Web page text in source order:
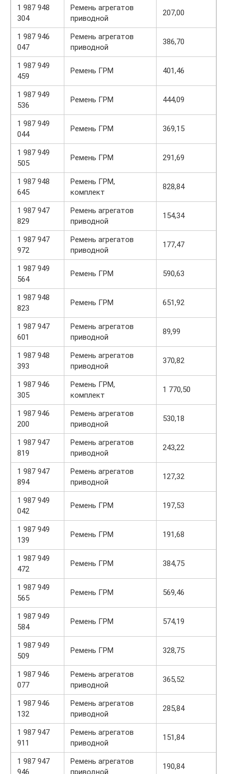
1 987 948
304
Ремень агрегатов
приводной
207,00
1 987 946
047
Ремень агрегатов
приводной
386,70
1 987 949
459
Ремень ГРМ 401,46
1 987 949
536
Ремень ГРМ 444,09
1 987 949
044
Ремень ГРМ 369,15
1 987 949
505
Ремень ГРМ 291,69
1 987 948
645
Ремень ГРМ,
комплект
828,84
1 987 947
829
Ремень агрегатов
приводной
154,34
1 987 947
972
Ремень агрегатов
приводной
177,47
1 987 949
564
Ремень ГРМ 590,63
1 987 948
823
Ремень ГРМ 651,92
1 987 947
601
Ремень агрегатов
приводной
89,99
1 987 948
393
Ремень агрегатов
приводной
370,82
1 987 946
305
Ремень ГРМ,
комплект
1 770,50
1 987 946
200
Ремень агрегатов
приводной
530,18
1 987 947
819
Ремень агрегатов
приводной
243,22
1 987 947
894
Ремень агрегатов
приводной
127,32
1 987 949
042
Ремень ГРМ 197,53
1 987 949
139
Ремень ГРМ 191,68
1 987 949
472
Ремень ГРМ 384,75
1 987 949
565
Ремень ГРМ 569,46
1 987 949
584
Ремень ГРМ 574,19
1 987 949
509
Ремень ГРМ 328,75
1 987 946
077
Ремень агрегатов
приводной
365,52
1 987 946
132
Ремень агрегатов
приводной
285,84
1 987 947
911
Ремень агрегатов
приводной
151,84
1 987 947
946
Ремень агрегатов
приводной
190,84